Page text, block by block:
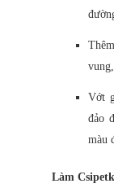
Vớt
đảo
màu
Làm